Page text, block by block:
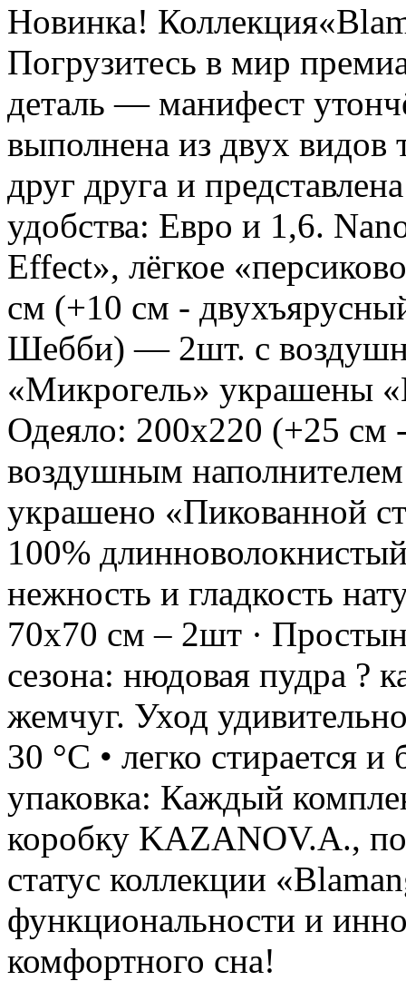
Новинка!
Погрузитесь в мир
деталь — манифест
выполнена из двух
друг друга и
удобства: Евро и 1,6.
Effect», лёгкое
см (+10 см -
Шебби) — 2шт. с
«Микрогель» украшены
Одеяло: 200х220 (+25 см
воздушным
украшено «Пикованной
100%
нежность и гладкость
70х70 см – 2шт ·
сезона: нюдовая пудра ?
жемчуг. Уход
30 °C • легко стирается
упаковка: Каждый
коробку KAZANOV.A.,
статус коллекции
функциональности и
комфортного сна!